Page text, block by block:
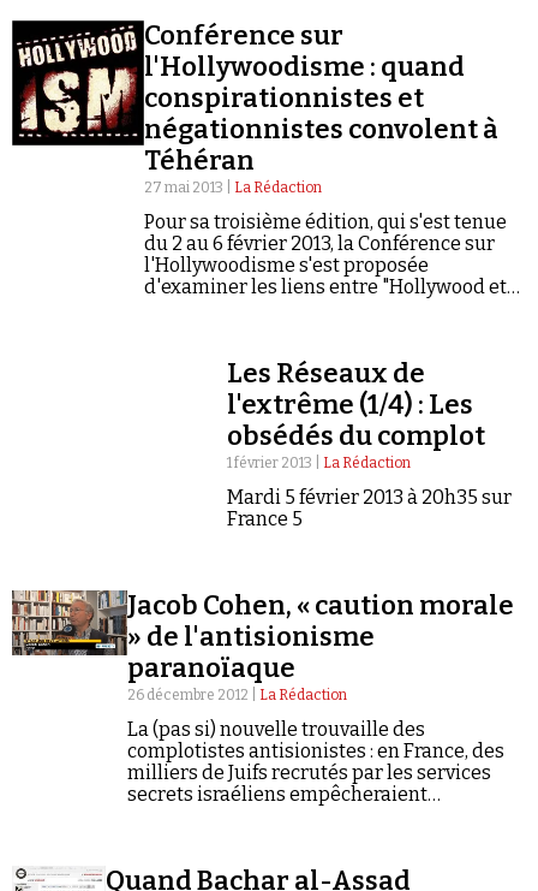
Se connecter
Conférence sur
l'Hollywoodisme : quand
conspirationnistes et
négationnistes convolent à
Téhéran
27 mai 2013 | La Rédaction
Pour sa troisième édition, qui s'est tenue
du 2 au 6 février 2013, la Conférence sur
l'Hollywoodisme s'est proposée
d'examiner les liens entre "Hollywood et
Les Réseaux de
l'extrême (1/4) : Les
obsédés du complot
1 février 2013 | La Rédaction
Mardi 5 février 2013 à 20h35 sur
France 5
Jacob Cohen, « caution morale
» de l'antisionisme
paranoïaque
26 décembre 2012 | La Rédaction
La (pas si) nouvelle trouvaille des
complotistes antisionistes : en France, des
milliers de Juifs recrutés par les services
secrets israéliens empêcheraient
Quand Bachar al-Assad